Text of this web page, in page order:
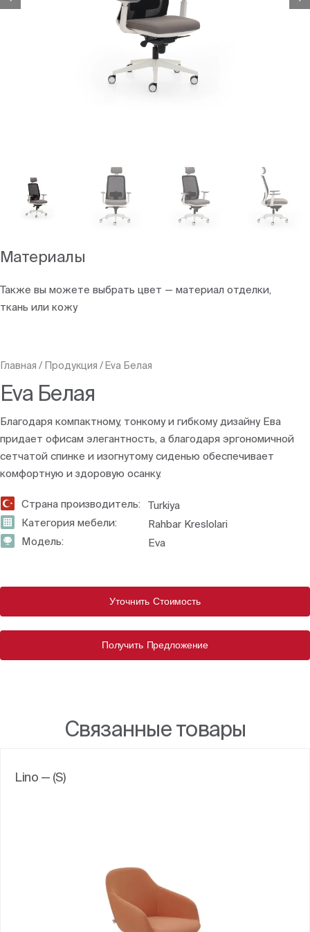
Материалы
Также вы можете выбрать цвет — материал отделки,
ткань или кожу
Главная / Продукция / Eva Белая
Eva Белая
Благодаря компактному, тонкому и гибкому дизайну Ева
придает офисам элегантность, а благодаря эргономичной
сетчатой спинке и изогнутому сиденью обеспечивает
комфортную и здоровую осанку.
Страна производитель:
Turkiya
Категория мебели:
Rahbar Kreslolari
Модель:
Eva
Уточнить Стоимость
Получить Предложение
Связанные товары
Lino — (S)